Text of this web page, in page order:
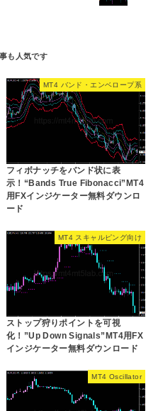
MT4 バンド・エンベロープ系
フィボナッチをバンド状に表
示！“Bands True Fibonacci”MT4
用FXインジケーター無料ダウンロ
ード
MT4 スキャルピング向け
ストップ狩りポイントを可視
化！”Up Down Signals”MT4用FX
インジケーター無料ダウンロード
MT4 Oscillator